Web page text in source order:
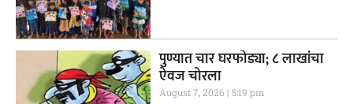
पुण्यात चार घरफोड्या; ८ लाखांचा
ऐवज चोरला
August 7, 2026 5:19 pm